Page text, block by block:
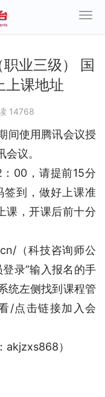
业三级） 国
上课地址
14768
间使用腾讯会议授
议。
00，请提前15分
签到，做好上课准
课，开课后前十分
（科技咨询师公
录”输入报名的手
统左侧找到课程管
/点击链接加入会
akjzxs868）